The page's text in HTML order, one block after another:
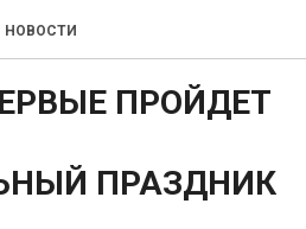
НОВОСТИ
ПРОЙДЕТ
ПРАЗДНИК